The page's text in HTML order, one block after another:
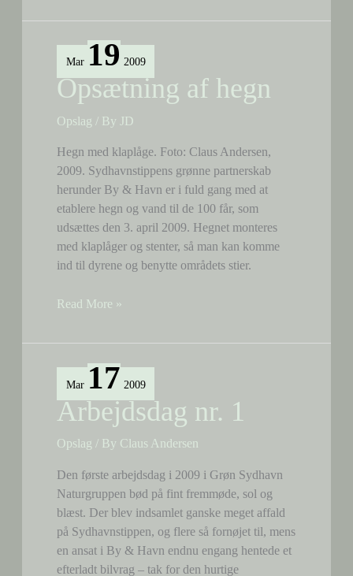
om
og
naturpleje
Mar 19 2009
Opsætning af hegn
Opslag / By JD
Hegn med klaplåge. Foto: Claus Andersen,
2009. Sydhavnstippens grønne partnerskab
herunder By & Havn er i fuld gang med at
etablere hegn og vand til de 100 får, som
udsættes den 3. april 2009. Hegnet monteres
med klaplåger og stenter, så man kan komme
ind til dyrene og benytte områdets stier.
Opsætning
hegn
Read More »
Mar 17 2009
Arbejdsdag nr. 1
Opslag / By Claus Andersen
Den første arbejdsdag i 2009 i Grøn Sydhavn
Naturgruppen bød på fint fremmøde, sol og
blæst. Der blev indsamlet ganske meget affald
på Sydhavnstippen, og flere så fornøjet til, mens
en ansat i By & Havn endnu engang hentede et
efterladt bilvrag – tak for den hurtige